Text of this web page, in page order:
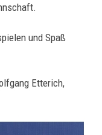
und Spaß
Etterich,